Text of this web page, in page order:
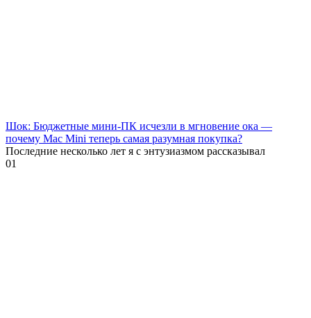
Шок: Бюджетные мини-ПК исчезли в мгновение ока —
почему Mac Mini теперь самая разумная покупка?
Последние несколько лет я с энтузиазмом рассказывал
01